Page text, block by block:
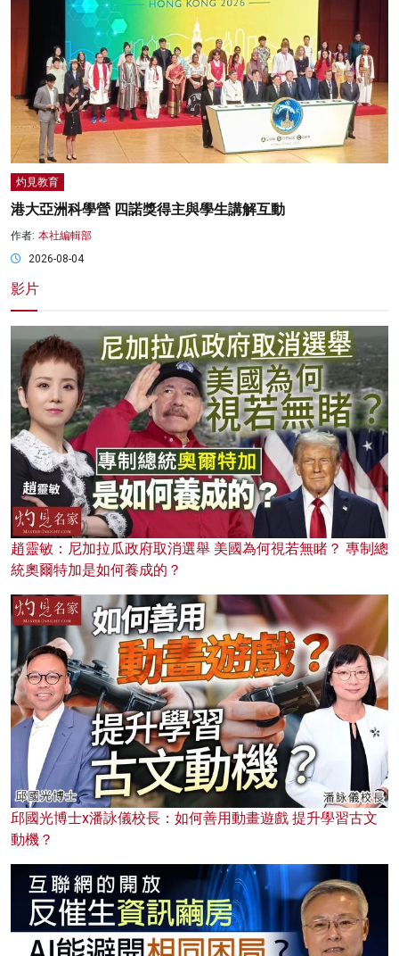
灼見教育
港大亞洲科學營 四諾獎得主與學生講解互動
作者: 本社編輯部
2026-08-04
影片
趙靈敏：尼加拉瓜政府取消選舉 美國為何視若無睹？ 專制總
統奧爾特加是如何養成的？
邱國光博士x潘詠儀校長：如何善用動畫遊戲 提升學習古文
動機？